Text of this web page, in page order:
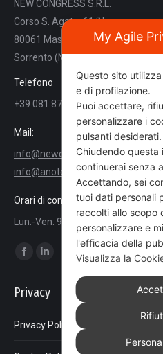
NEW CONGRESS S.R.L.
Corso S. Agata, 61/N
80061 Massa Lubrense
Sorrento (NA)
Telefono
+39 081 8780564
Mail:
info@newcongress.it
info@anoteanigea.it
Orari di contatto
Lun.-Ven. 9:00 - 18:00
Ci puoi trovare su:
opens
new
window
Linkedin
opens
new
window
Privacy
Privacy Policy
My Agile
Questo sito
e di profilazione.
Puoi accettare,
personalizzare i
pulsanti desiderati.
Chiudendo questa
continuerai senza
Accettando, sei
tuoi dati personali
raccolti allo scopo
personalizzare e
l'efficacia della
Visualizza la